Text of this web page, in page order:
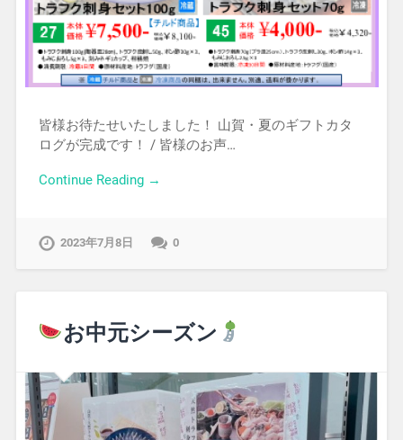
皆様お待たせいたしました！ 山賀・夏のギフトカタ
ログが完成です！ / 皆様のお声…
Continue Reading →
2023年7月8日 0
お中元シーズン